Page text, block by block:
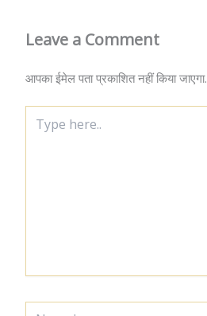
Leave a Comment
आपका ईमेल पता प्रकाशित नहीं किया जाएगा.
here..